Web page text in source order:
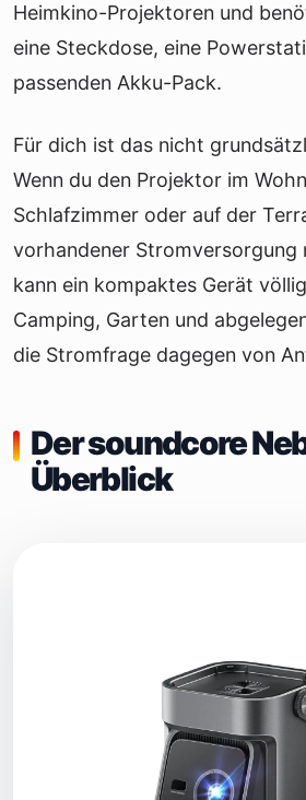
Heimkino-Projektoren und
eine Steckdose, eine
passenden Akku-Pack.
Für dich ist das nicht
Wenn du den Projektor im
Schlafzimmer oder auf der
vorhandener Stromversorgung
kann ein kompaktes Gerät
Camping, Garten und
die Stromfrage dagegen von
Der soundcore
Überblick